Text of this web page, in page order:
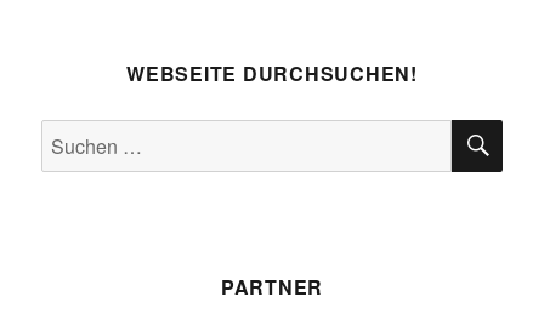
WEBSEITE DURCHSUCHEN!
Suche
nach:
PARTNER